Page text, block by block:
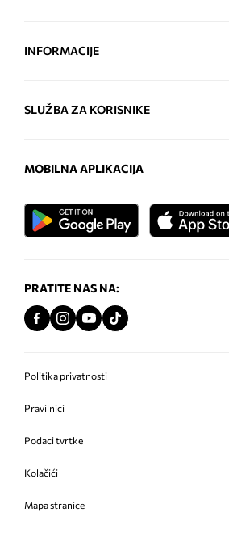
INFORMACIJE
SLUŽBA ZA KORISNIKE
MOBILNA APLIKACIJA
PRATITE NAS NA:
Politika privatnosti
Pravilnici
Podaci tvrtke
Kolačići
Mapa stranice